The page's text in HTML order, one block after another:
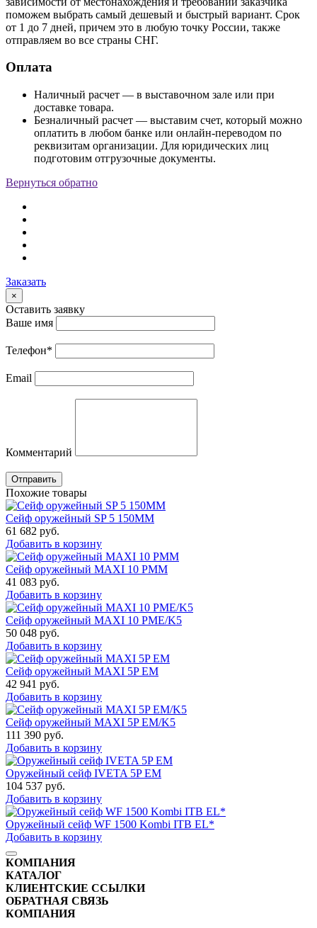
поможем выбрать самый дешевый и быстрый вариант. Срок
от 1 до 7 дней, причем это в любую точку России, также
отправляем во все страны СНГ.
Оплата
Наличный расчет — в выставочном зале или при
доставке товара.
Безналичный расчет — выставим счет, который можно
оплатить в любом банке или онлайн-переводом по
реквизитам организации. Для юридических лиц
подготовим отгрузочные документы.
Вернуться обратно
Заказать
×
Оставить заявку
Ваше имя
Телефон*
Email
Комментарий
Отправить
Похожие товары
Сейф оружейный SP 5 150MM
61 682 руб.
Добавить в корзину
Сейф оружейный MAXI 10 PMM
41 083 руб.
Добавить в корзину
Сейф оружейный MAXI 10 PME/K5
50 048 руб.
Добавить в корзину
Сейф оружейный MAXI 5P EM
42 941 руб.
Добавить в корзину
Сейф оружейный MAXI 5P EM/K5
111 390 руб.
Добавить в корзину
Оружейный сейф IVETA 5P EM
104 537 руб.
Добавить в корзину
Оружейный сейф WF 1500 Kombi ITB EL*
Добавить в корзину
КОМПАНИЯ
КАТАЛОГ
КЛИЕНТСКИЕ ССЫЛКИ
ОБРАТНАЯ СВЯЗЬ
КОМПАНИЯ